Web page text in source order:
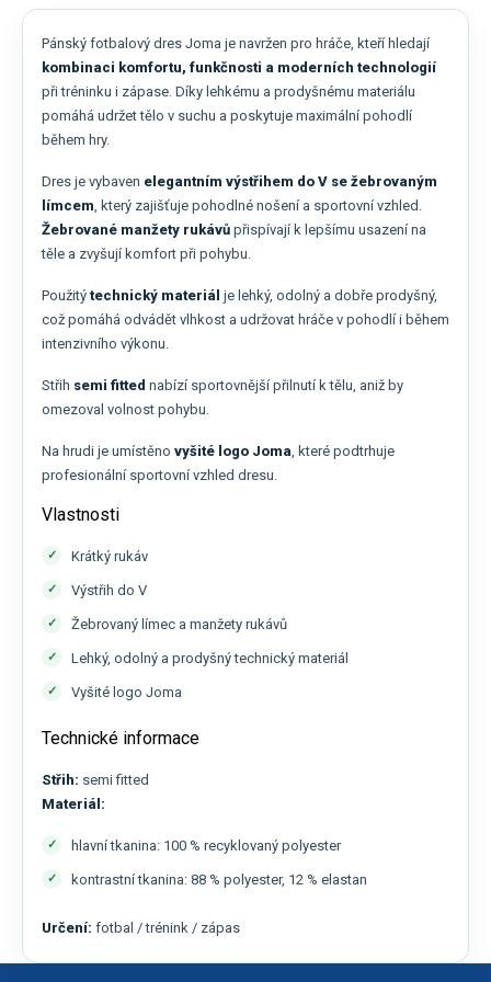
Pánský fotbalový dres Joma je navržen pro hráče, kteří hledají
kombinaci komfortu, funkčnosti a moderních technologií
při tréninku i zápase. Díky lehkému a prodyšnému materiálu
pomáhá udržet tělo v suchu a poskytuje maximální pohodlí
během hry.
Dres je vybaven elegantním výstřihem do V se žebrovaným
límcem, který zajišťuje pohodlné nošení a sportovní vzhled.
Žebrované manžety rukávů přispívají k lepšímu usazení na
těle a zvyšují komfort při pohybu.
Použitý technický materiál je lehký, odolný a dobře prodyšný,
což pomáhá odvádět vlhkost a udržovat hráče v pohodlí i během
intenzivního výkonu.
Střih semi fitted nabízí sportovnější přilnutí k tělu, aniž by
omezoval volnost pohybu.
Na hrudi je umístěno vyšité logo Joma, které podtrhuje
profesionální sportovní vzhled dresu.
Vlastnosti
Krátký rukáv
Výstřih do V
Žebrovaný límec a manžety rukávů
Lehký, odolný a prodyšný technický materiál
Vyšité logo Joma
Technické informace
Střih: semi fitted
Materiál:
hlavní tkanina: 100 % recyklovaný polyester
kontrastní tkanina: 88 % polyester, 12 % elastan
Určení: fotbal / trénink / zápas